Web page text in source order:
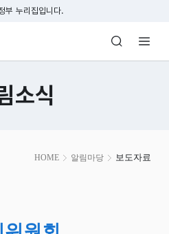
본문 바로가기
부 누리집입니다.
원회 Korea Media
소식
HOME 알림마당 보도자료